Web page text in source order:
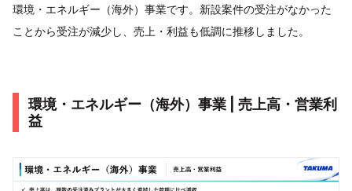
環境・エネルギー（海外）事業です。新設案件の受注がなかった
ことから受注が減少し、売上・利益も低調に推移しました。
環境・エネルギー（海外）事業 | 売上高・営業利
益